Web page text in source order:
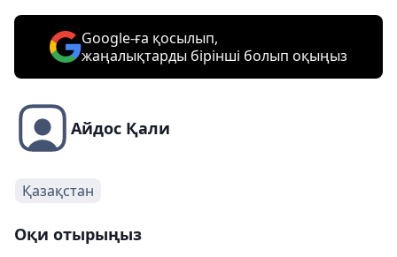
Google-ға қосылып,
жаңалықтарды бірінші болып оқыңыз
Айдос Қали
Қазақстан
Оқи отырыңыз